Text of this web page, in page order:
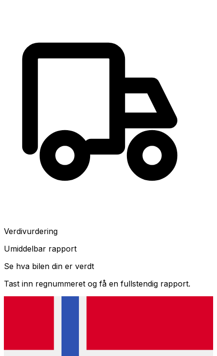
Verdivurdering
Umiddelbar rapport
Se hva bilen din er verdt
Tast inn regnummeret og få en fullstendig rapport.